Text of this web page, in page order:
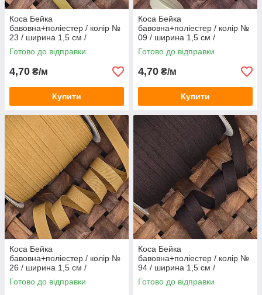
Коса Бейка
бавовна+поліестер / колір №
23 / ширина 1,5 см /
замовлення від 1 метра
Готово до відправки
4,70 ₴/м
Купити
Коса Бейка
бавовна+поліестер / колір №
09 / ширина 1,5 см /
замовлення від 1 метра
Готово до відправки
4,70 ₴/м
Купити
Коса Бейка
бавовна+поліестер / колір №
26 / ширина 1,5 см /
замовлення від 1 метра
Готово до відправки
Коса Бейка
бавовна+поліестер / колір №
94 / ширина 1,5 см /
замовлення від 1 метра
Готово до відправки